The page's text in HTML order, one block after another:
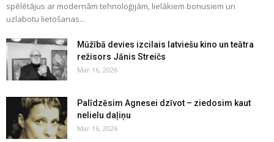
spēlētājus ar modernām tehnoloģijām, lielākiem bonusiem un
uzlabotu lietošanas...
Mūžībā devies izcilais latviešu kino un teātra
režisors Jānis Streičs
Mar 16, 2026
Palīdzēsim Agnesei dzīvot – ziedosim kaut
nelielu daļiņu
Mar 16, 2026